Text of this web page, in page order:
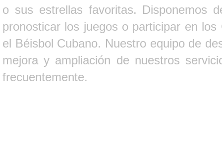
o sus estrellas favoritas. Disponemos
pronosticar los juegos o participar en
el Béisbol Cubano. Nuestro equipo de
mejora y ampliación de nuestros
frecuentemente.